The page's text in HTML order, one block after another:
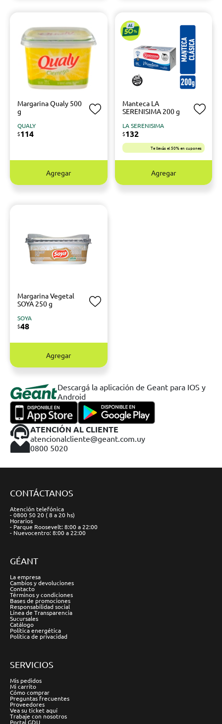
Margarina Qualy 500
g
QUALY
$114
Agregar
Manteca LA
SERENISIMA 200 g
LA SERENISIMA
$132
Te llevás el 50% en cupones
Agregar
Margarina Vegetal
SOYA 250 g
SOYA
$48
Agregar
Descargá la aplicación de Geant para IOS y
Android
ATENCIÓN AL CLIENTE
atencionalcliente@geant.com.uy
0800 5020
CONTÁCTANOS
Atención telefónica
- 0800 50 20 ( 8 a 20 hs)
Horarios
- Parque Roosevelt: 8:00 a 22:00
- Nuevocentro: 8:00 a 22:00
GÉANT
La empresa
Cambios y devoluciones
Contacto
Términos y condiciones
Bases de promociones
Responsabilidad social
Línea de Transparencia
Sucursales
Catálogo
Política energética
Política de privacidad
SERVICIOS
Mis pedidos
Mi carrito
Cómo comprar
Preguntas frecuentes
Proveedores
Vea su ticket aquí
Trabaje con nosotros
Portal GDU